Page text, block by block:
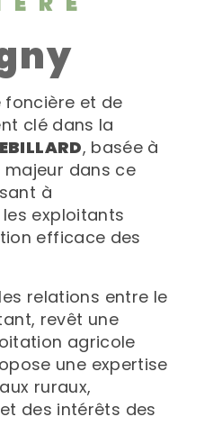
foncière et de
clé dans la
, basée à
dans ce
à
exploitants
efficace des
relations entre le
revêt une
agricole
une expertise
ruraux,
des intérêts des